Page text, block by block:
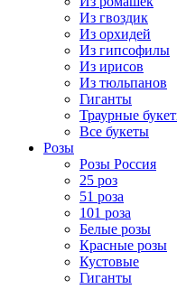
Из гвоздик
Из орхидей
Из гипсофилы
Из ирисов
Из тюльпанов
Гиганты
Траурные
Все букеты
Розы
Розы Россия
25 роз
51 роза
101 роза
Белые розы
Красные розы
Кустовые
Гиганты